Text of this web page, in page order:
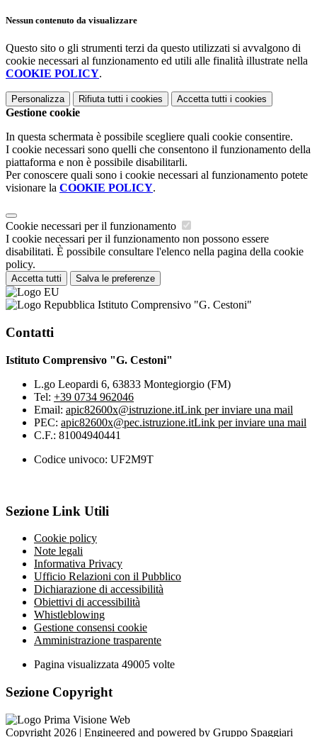
Nessun contenuto da visualizzare
Questo sito o gli strumenti terzi da questo utilizzati si avvalgono di
cookie necessari al funzionamento ed utili alle finalità illustrate nella
COOKIE POLICY.
Personalizza Rifiuta tutti i cookies Accetta tutti i cookies
Gestione cookie
In questa schermata è possibile scegliere quali cookie consentire.
I cookie necessari sono quelli che consentono il funzionamento della
piattaforma e non è possibile disabilitarli.
Per conoscere quali sono i cookie necessari al funzionamento potete
visionare la COOKIE POLICY.
Cookie necessari per il funzionamento
I cookie necessari per il funzionamento non possono essere
disabilitati. È possibile consultare l'elenco nella pagina della cookie
policy.
Accetta tutti Salva le preferenze
Istituto Comprensivo "G. Cestoni"
Contatti
Istituto Comprensivo "G. Cestoni"
L.go Leopardi 6, 63833 Montegiorgio (FM)
Tel: +39 0734 962046
Email: apic82600x@istruzione.itLink per inviare una mail
PEC: apic82600x@pec.istruzione.itLink per inviare una mail
C.F.: 81004940441
Codice univoco: UF2M9T
Sezione Link Utili
Cookie policy
Note legali
Informativa Privacy
Ufficio Relazioni con il Pubblico
Dichiarazione di accessibilità
Obiettivi di accessibilità
Whistleblowing
Gestione consensi cookie
Amministrazione trasparente
Pagina visualizzata 49005 volte
Sezione Copyright
Copyright 2026 | Engineered and powered by Gruppo Spaggiari